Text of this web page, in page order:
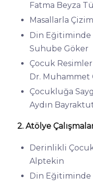
Fatma Beyza
Masallarla
Din Eğitiminde
Suhube Göker
Çocuk
Dr. Muhammet
Çocukluğa
Aydın
2. Atölye
Derinlikli
Alptekin
Din Eğitiminde